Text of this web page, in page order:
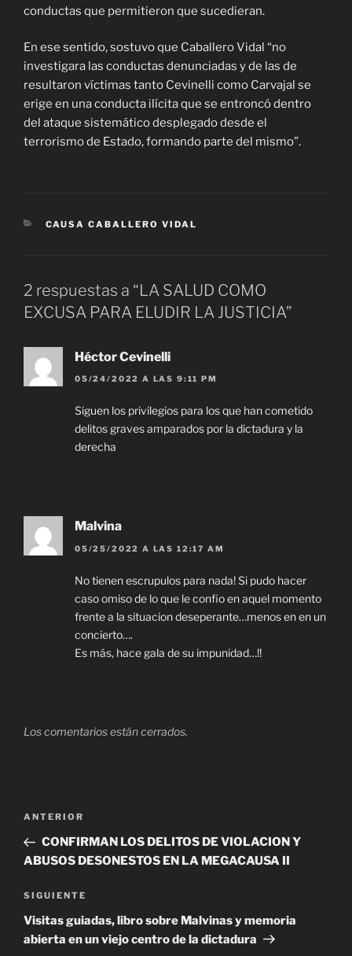
conductas que permitieron que sucedieran.
En ese sentido, sostuvo que Caballero Vidal “no
investigara las conductas denunciadas y de las de
resultaron víctimas tanto Cevinelli como Carvajal se
erige en una conducta ilícita que se entroncó dentro
del ataque sistemático desplegado desde el
terrorismo de Estado, formando parte del mismo”.
CATEGORÍAS
CAUSA CABALLERO VIDAL
2 respuestas a “LA SALUD COMO
EXCUSA PARA ELUDIR LA JUSTICIA”
Héctor Cevinelli
05/24/2022 A LAS 9:11 PM
Siguen los privilegios para los que han cometido
delitos graves amparados por la dictadura y la
derecha
Malvina
05/25/2022 A LAS 12:17 AM
No tienen escrupulos para nada! Si pudo hacer
caso omiso de lo que le confio en aquel momento
frente a la situacion deseperante…menos en en un
concierto….
Es más, hace gala de su impunidad…!!
Los comentarios están cerrados.
Navegación
entradas
Entrada
anterior
ANTERIOR
CONFIRMAN LOS DELITOS DE VIOLACION Y
ABUSOS DESONESTOS EN LA MEGACAUSA II
Siguiente
entrada
SIGUIENTE
Visitas guiadas, libro sobre Malvinas y memoria
abierta en un viejo centro de la dictadura